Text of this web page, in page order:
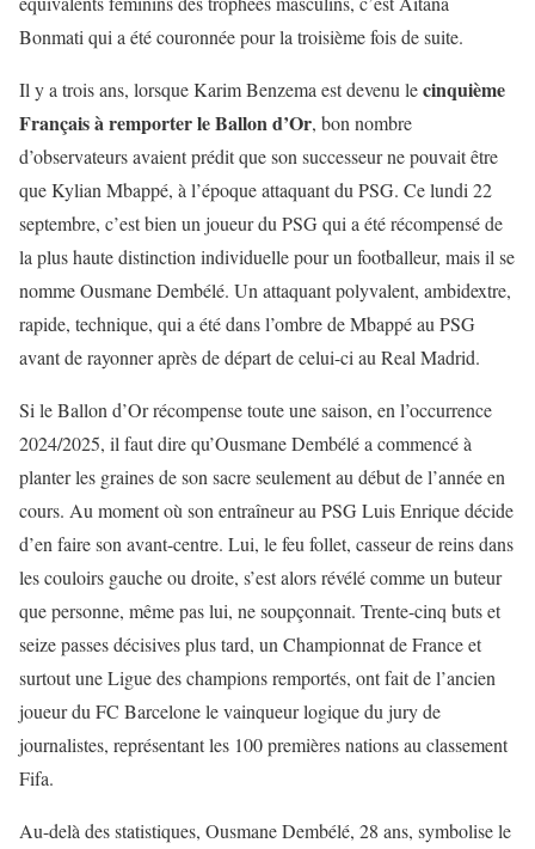
Bonmati qui a été couronnée pour la troisième fois de suite.
Il y a trois ans, lorsque Karim Benzema est devenu lecinquième
Français à remporter le Ballon d’Or, bon nombre
d’observateurs avaient prédit que son successeur ne pouvait être
que Kylian Mbappé, à l’époque attaquant du PSG. Ce lundi 22
septembre, c’est bien un joueur du PSG qui a été récompensé de
la plus haute distinction individuelle pour un footballeur, mais il se
nomme Ousmane Dembélé. Un attaquant polyvalent, ambidextre,
rapide, technique, qui a été dans l’ombre de Mbappé au PSG
avant de rayonner après de départ de celui-ci au Real Madrid.
Si le Ballon d’Or récompense toute une saison, en l’occurrence
2024/2025, il faut dire qu’Ousmane Dembélé a commencé à
planter les graines de son sacre seulement au début de l’année en
cours. Au moment où son entraîneur au PSG Luis Enrique décide
d’en faire son avant-centre. Lui, le feu follet, casseur de reins dans
les couloirs gauche ou droite, s’est alors révélé comme un buteur
que personne, même pas lui, ne soupçonnait. Trente-cinq buts et
seize passes décisives plus tard, un Championnat de France et
surtout une Ligue des champions remportés, ont fait de l’ancien
joueur du FC Barcelone le vainqueur logique du jury de
journalistes, représentant les 100 premières nations au classement
Fifa.
Au-delà des statistiques, Ousmane Dembélé, 28 ans, symbolise le